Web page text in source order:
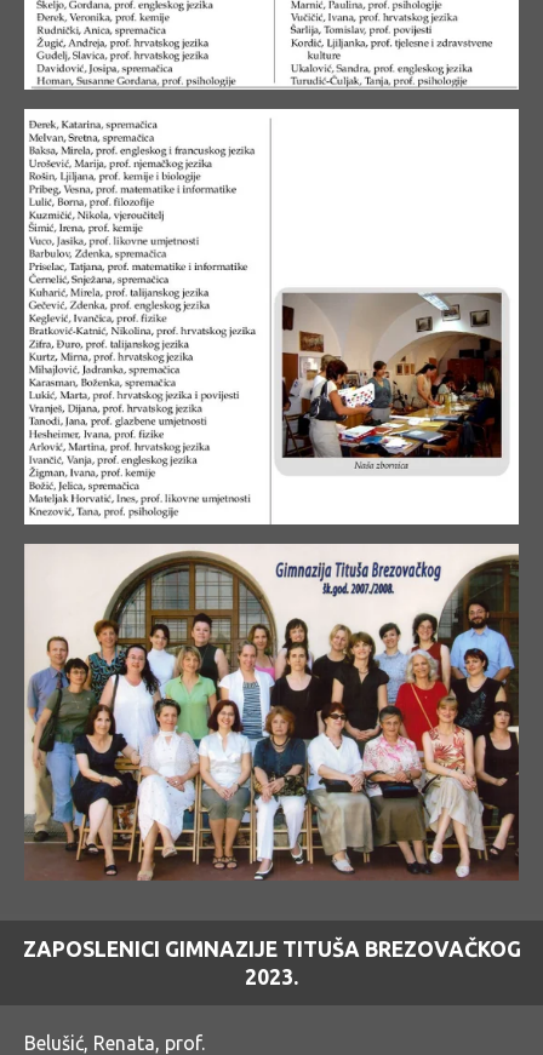
ZAPOSLENICI GIMNAZIJE TITUŠA BREZOVAČKOG
2023.
Belušić, Renata, prof.